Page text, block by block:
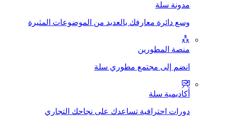
مدونة سلة
وسع دائرة معارفك بالعديد من الموضوعات المثيرة
منصة المطورين
انضم إلى مجتمع مطوري سلة
أكاديمية سلة
دورات احترافية تساعدك على نجاحك التجاري